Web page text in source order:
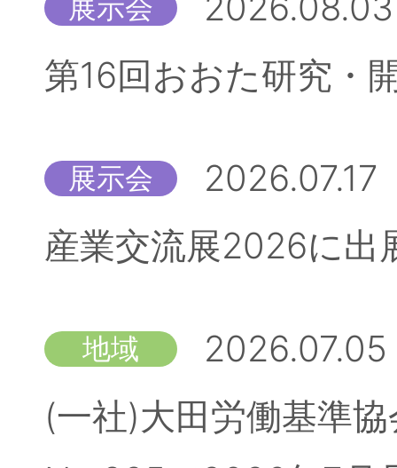
展示会
第16回おおた研究・
展示会
2026.07.17
産業交流展2026に出
地域
2026.07.05
(一社)大田労働基準